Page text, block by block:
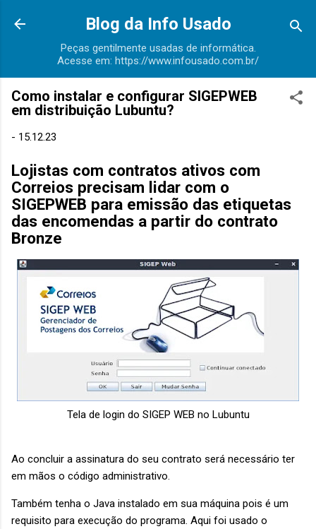
Pular para o conteúdo principal
Blog da Info Usado
Peças gentilmente usadas de informática.
Acesse em: https://www.infousado.com.br/
Como instalar e configurar SIGEPWEB
em distribuição Lubuntu?
- 15.12.23
Lojistas com contratos ativos com
Correios precisam lidar com o
SIGEPWEB para emissão das etiquetas
das encomendas a partir do contrato
Bronze
Tela de login do SIGEP WEB no Lubuntu
Ao concluir a assinatura do seu contrato será necessário ter
em mãos o código administrativo.
Também tenha o Java instalado em sua máquina pois é um
requisito para execução do programa. Aqui foi usado o